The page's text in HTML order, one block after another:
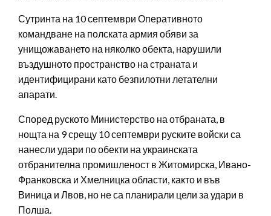
Сутринта на 10 септември Оперативното
командване на полската армия обяви за
унищожаването на няколко обекта, нарушили
въздушното пространство на страната и
идентифицирани като безпилотни летателни
апарати.
Според руското Министерство на отбраната, в
нощта на 9 срещу 10 септември руските войски са
нанесли удари по обекти на украинската
отбранителна промишленост в Житомирска, Ивано-
Франковска и Хмелницка области, както и във
Виница и Лвов, но не са планирали цели за удари в
Полша.